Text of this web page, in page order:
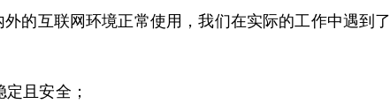
的互联网环境正常使用，我们在实际的工作中遇到
且安全；